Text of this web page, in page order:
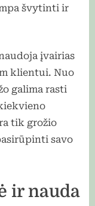
švytinti ir
įvairias
klientui. Nuo
galima rasti
tik grožio
savo
ir nauda